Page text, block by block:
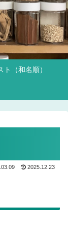
ト（和名順）
2025.12.23